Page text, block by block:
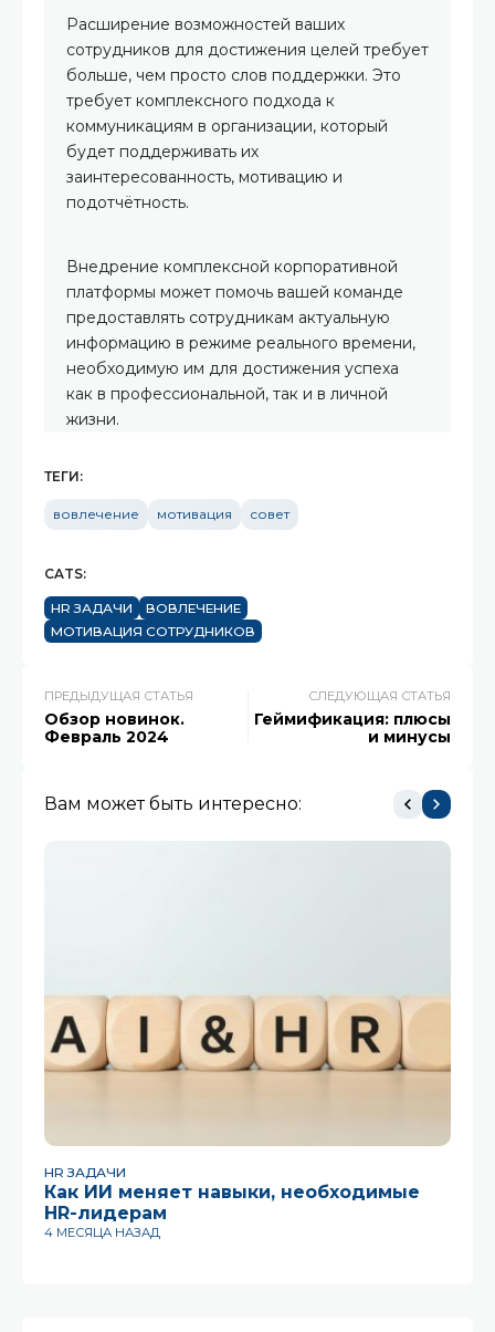
Расширение возможностей ваших
сотрудников для достижения целей требует
больше, чем просто слов поддержки. Это
требует комплексного подхода к
коммуникациям в организации, который
будет поддерживать их
заинтересованность, мотивацию и
подотчётность.
Внедрение комплексной корпоративной
платформы может помочь вашей команде
предоставлять сотрудникам актуальную
информацию в режиме реального времени,
необходимую им для достижения успеха
как в профессиональной, так и в личной
жизни.
ТЕГИ:
вовлечение мотивация совет
CATS:
HR ЗАДАЧИ
ВОВЛЕЧЕНИЕ
МОТИВАЦИЯ СОТРУДНИКОВ
ПРЕДЫДУЩАЯ СТАТЬЯ
Обзор новинок.
Февраль 2024
СЛЕДУЮЩАЯ СТАТЬЯ
Геймификация: плюсы
и минусы
Вам может быть интересно:
HR ЗАДАЧИ
Как ИИ меняет навыки, необходимые
HR-лидерам
4 МЕСЯЦА НАЗАД